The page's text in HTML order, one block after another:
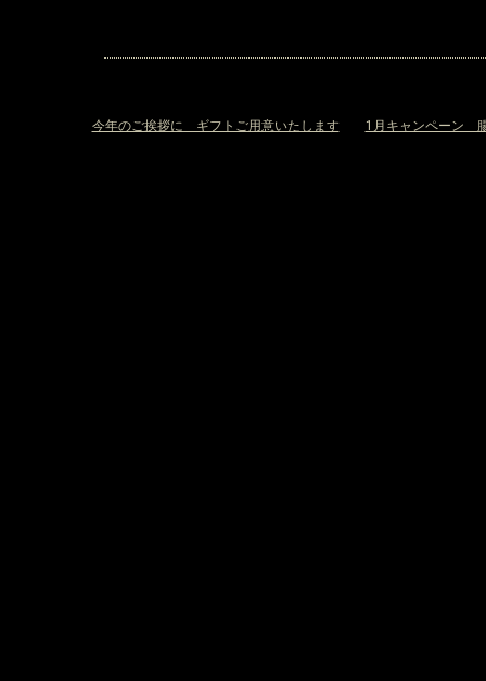
今年のご挨拶に ギフトご用意いたします 1月キャンペーン